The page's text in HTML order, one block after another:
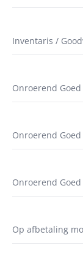
Inventaris /
Onroerend Goed
Onroerend
Onroerend Goed
Op afbetaling